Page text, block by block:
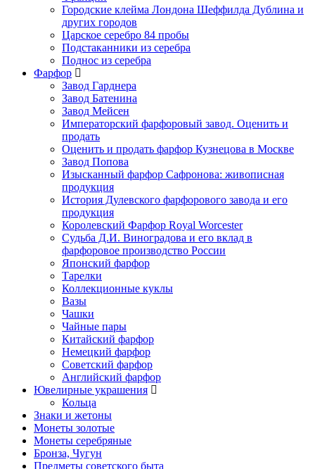
Городские клейма Лондона Шеффилда Дублина и
других городов
Царское серебро 84 пробы
Подстаканники из серебра
Поднос из серебра
Фарфор
Завод Гарднера
Завод Батенина
Завод Мейсен
Императорский фарфоровый завод. Оценить и
продать
Оценить и продать фарфор Кузнецова в Москве
Завод Попова
Изысканный фарфор Сафронова: живописная
продукция
История Дулевского фарфорового завода и его
продукция
Королевский Фарфор Royal Worcester
Судьба Д.И. Виноградова и его вклад в
фарфоровое производство России
Японский фарфор
Тарелки
Коллекционные куклы
Вазы
Чашки
Чайные пары
Китайский фарфор
Немецкий фарфор
Советский фарфор
Английский фарфор
Ювелирные украшения
Кольца
Знаки и жетоны
Монеты золотые
Монеты серебряные
Бронза, Чугун
Предметы советского быта